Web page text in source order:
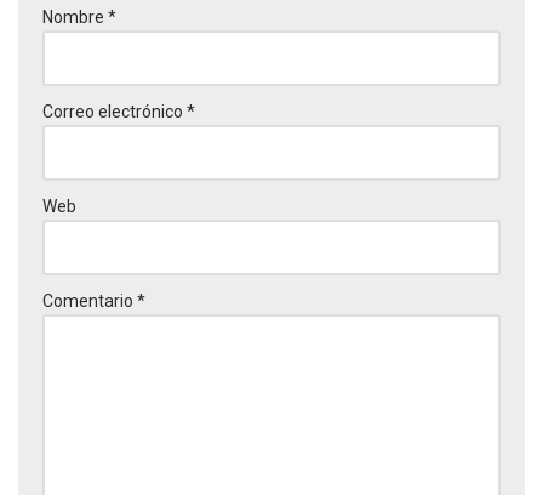
Nombre *
Correo electrónico *
Web
Comentario *